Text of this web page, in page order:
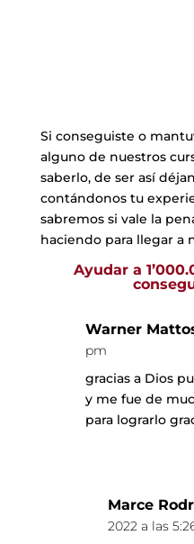
Si conseguiste o
alguno de nuestros
saberlo, de ser así
contándonos tu
sabremos si vale la
haciendo para llegar a
Ayudar a
Warner
pm
gracias a Dios
y me fue de
para lograrlo
Marce
2022 a las